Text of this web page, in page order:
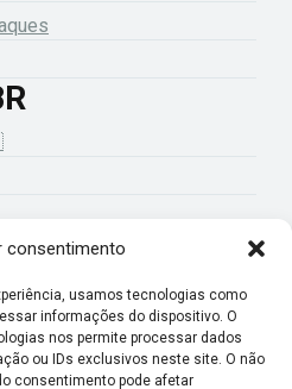
consentimento
usamos tecnologias como
informações do dispositivo. O
nos permite processar dados
ou IDs exclusivos neste site. O não
consentimento pode afetar
responsabilidade!